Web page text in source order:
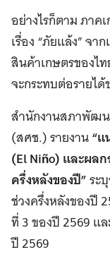
อย่างไรก็ตาม ภา
เรื่อง “ภัยแล้ง” จ
สินค้าเกษตรของไ
จะกระทบต่อรายได้
สำนักงานสภาพัฒน
(สศช.) รายงาน“
(El Niño) และผล
ครึ่งหลังของปี”ระ
ช่วงครึ่งหลังของปี
ที่ 3 ของปี 2569 แ
ปี 2569